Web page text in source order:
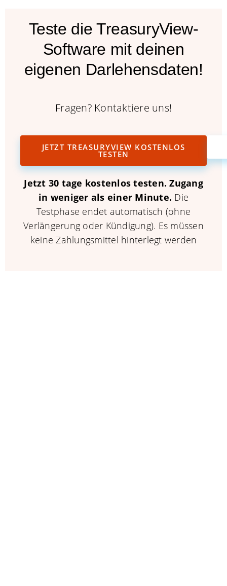
Teste die TreasuryView-
Software mit deinen
eigenen Darlehensdaten!
Fragen? Kontaktiere uns!
JETZT TREASURYVIEW KOSTENLOS
TESTEN
Jetzt 30 tage kostenlos testen.Zugang
in weniger als einer Minute. Die
Testphase endet automatisch (ohne
Verlängerung oder Kündigung). Es müssen
keine Zahlungsmittel hinterlegt werden